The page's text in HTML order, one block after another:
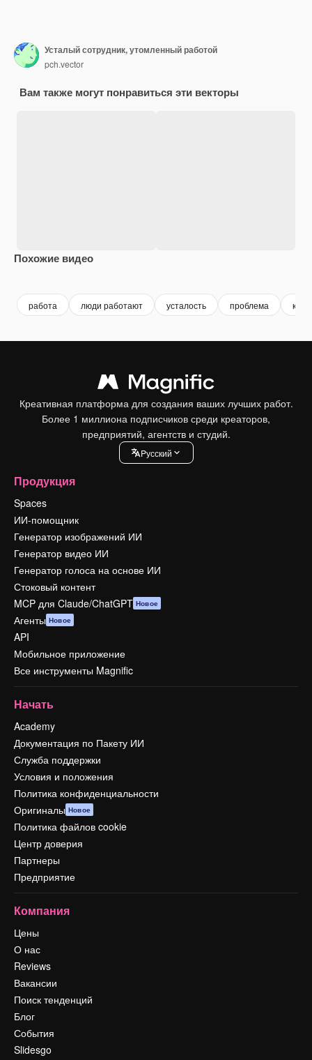
Усталый сотрудник, утомленный работой
pch.vector
Вам также могут понравиться эти векторы
Похожие видео
работа люди работают усталость проблема
Креативная платформа для создания ваших лучших работ.
Более 1 миллиона подписчиков среди креаторов,
предприятий, агентств и студий.
Pусский
Продукция
Spaces
ИИ-помощник
Генератор изображений ИИ
Генератор видео ИИ
Генератор голоса на основе ИИ
Стоковый контент
MCP для Claude/ChatGPT Новое
Агенты Новое
API
Мобильное приложение
Все инструменты Magnific
Начать
Academy
Документация по Пакету ИИ
Служба поддержки
Условия и положения
Политика конфиденциальности
Оригиналы Новое
Политика файлов cookie
Центр доверия
Партнеры
Предприятие
Компания
Цены
О нас
Reviews
Вакансии
Поиск тенденций
Блог
События
Slidesgo